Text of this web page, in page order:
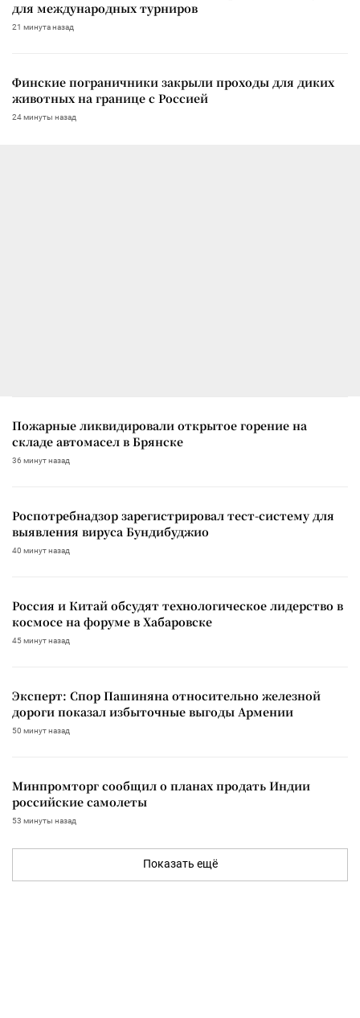
для международных турниров
21 минута назад
Финские пограничники закрыли проходы для диких
животных на границе с Россией
24 минуты назад
Пожарные ликвидировали открытое горение на
складе автомасел в Брянске
36 минут назад
Роспотребнадзор зарегистрировал тест-систему для
выявления вируса Бундибуджио
40 минут назад
Россия и Китай обсудят технологическое лидерство в
космосе на форуме в Хабаровске
45 минут назад
Эксперт: Спор Пашиняна относительно железной
дороги показал избыточные выгоды Армении
50 минут назад
Минпромторг сообщил о планах продать Индии
российские самолеты
53 минуты назад
Показать ещё